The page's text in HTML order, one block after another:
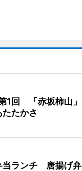
1回 「赤坂柿山」
たかさ
当ランチ 唐揚げ弁